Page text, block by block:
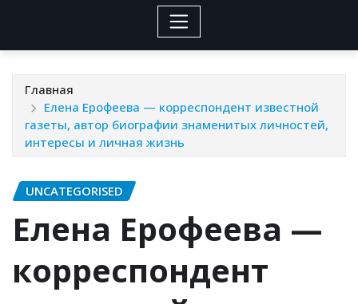
Главная
Елена Ерофеева — корреспондент известной
газеты, автор биографии знаменитых личностей,
интересы и личная жизнь
UNCATEGORISED
Елена Ерофеева —
корреспондент